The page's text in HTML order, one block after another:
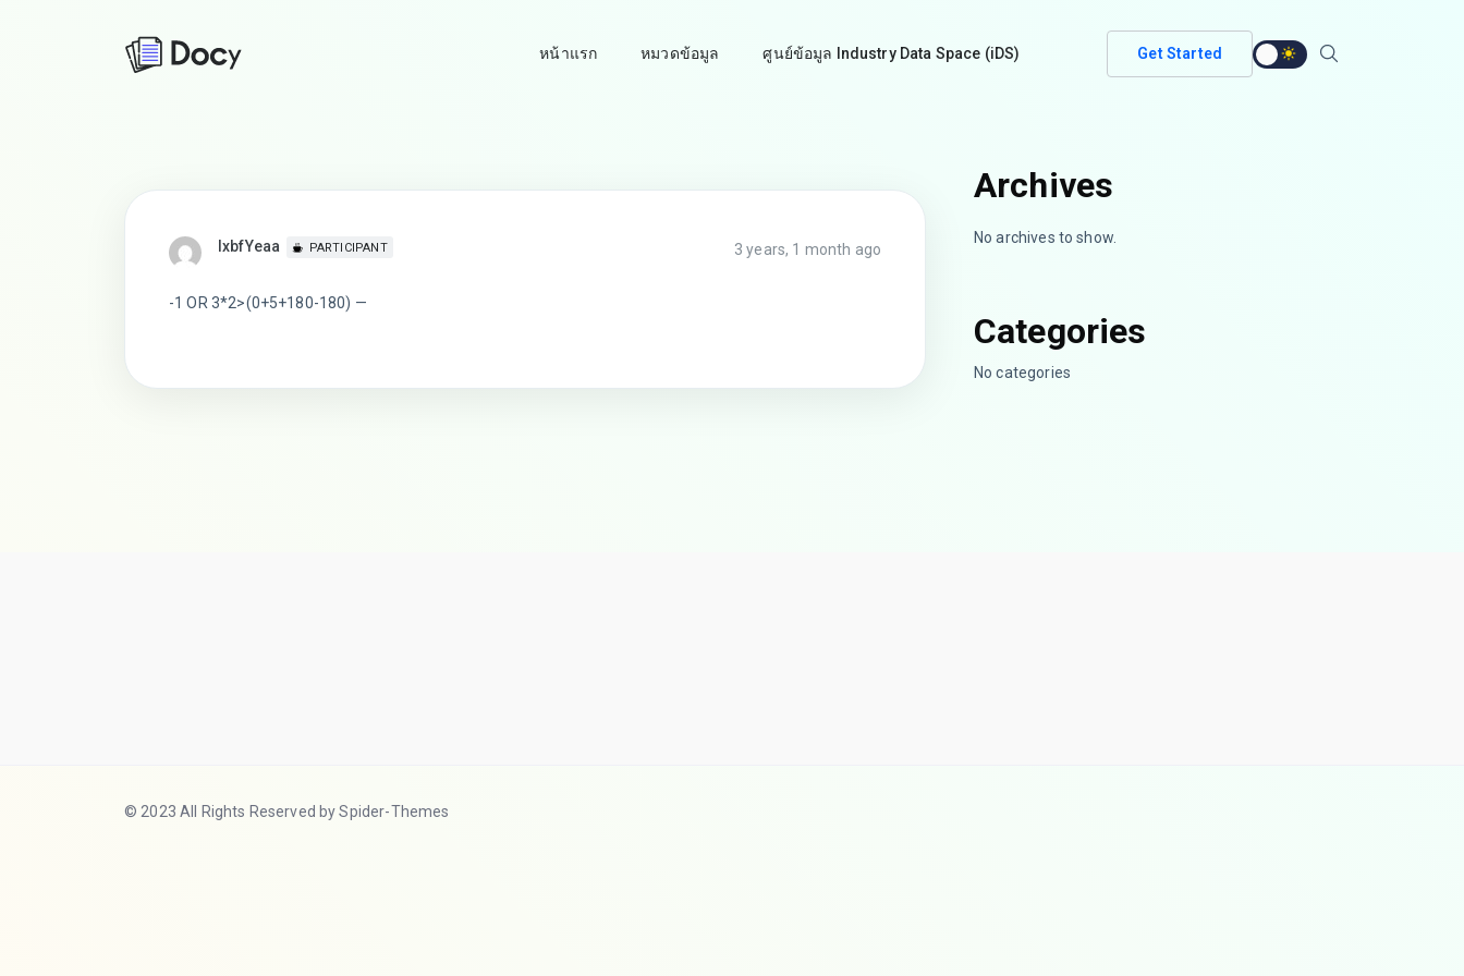
หน้าแรก หมวดข้อมูล ศูนย์ข้อมูล Industry Data Space (iDS) Get Started
lxbfYeaa PARTICIPANT 3 years, 1 month ago
-1 OR 3*2>(0+5+180-180) —
Archives
No archives to show.
Categories
No categories
© 2023 All Rights Reserved by Spider-Themes